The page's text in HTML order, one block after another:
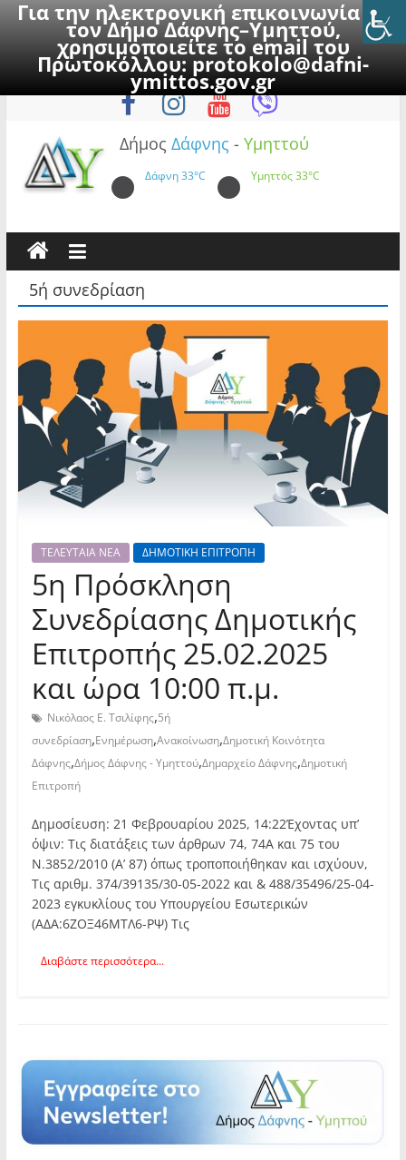
Για την ηλεκτρονική επικοινωνία με
τον Δήμο Δάφνης–Υμηττού,
χρησιμοποιείτε το email του
Πρωτοκόλλου:protokolo@dafni-
ymittos.gov.gr
to
Σάββατο, 8 Αυγούστου 2026
Δήμος Δάφνης - Υμηττού
Δάφνη33°C Υμηττός33°C
5ή συνεδρίαση
ΤΕΛΕΥΤΑΙΑ ΝΕΑ ΔΗΜΟΤΙΚΗ ΕΠΙΤΡΟΠΗ
5η Πρόσκληση
Συνεδρίασης Δημοτικής
Επιτροπής 25.02.2025
και ώρα 10:00 π.μ.
Νικόλαος Ε. Τσιλίφης,5ή
συνεδρίαση,Ενημέρωση,Ανακοίνωση,Δημοτική Κοινότητα
Δάφνης,Δήμος Δάφνης - Υμηττού,Δημαρχείο Δάφνης,Δημοτική
Επιτροπή
Δημοσίευση: 21 Φεβρουαρίου 2025, 14:22Έχοντας υπ’
όψιν: Τις διατάξεις των άρθρων 74, 74Α και 75 του
Ν.3852/2010 (Α’ 87) όπως τροποποιήθηκαν και ισχύουν,
Τις αριθμ. 374/39135/30-05-2022 και & 488/35496/25-04-
2023 εγκυκλίους του Υπουργείου Εσωτερικών
(ΑΔΑ:6ΖΟΞ46ΜΤΛ6-ΡΨ) Τις
Διαβάστε περισσότερα...